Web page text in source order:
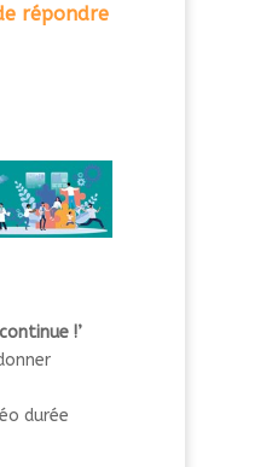
répondre
!’
durée